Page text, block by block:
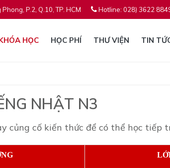
P.2, Q.10, TP. HCM Hotline: 028) 3622
HỌC HỌC PHÍ THƯ VIỆN TIN
NHẬT N3
củng cố kiến thức để có thể học tiếp